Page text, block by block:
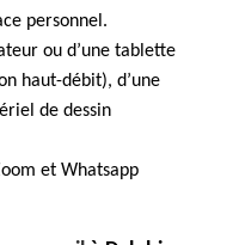
personnel.
ou d’une tablette
haut-débit), d’une
de dessin
et Whatsapp